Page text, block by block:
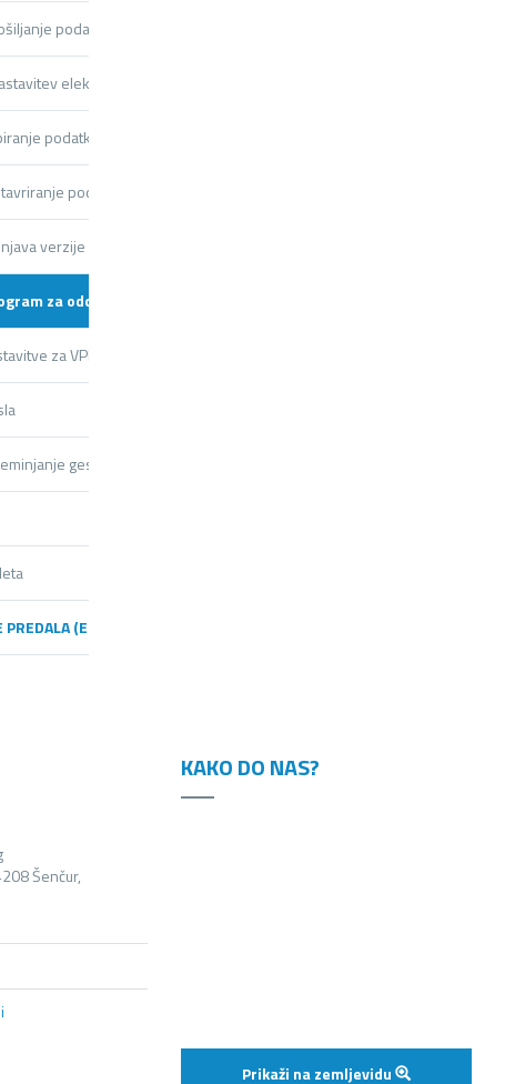
podatkov v Vasco
elektronske pošte
podatkov na rezervno številko
podatkov vseh programov
verzije programa
za oddaljeno delo (ISL Light)
za VPI (poslovni imenik)
gesla
(E-RAČUNI)
Šenčur,
KAKO DO NAS?
Prikaži na zemljevidu